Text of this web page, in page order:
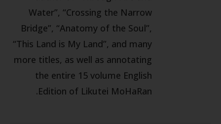
Water”, “Crossing the Narrow
Bridge”, “Anatomy of the Soul”,
“This Land is My Land”, and many
more titles, as well as annotating
the entire 15 volume English
Edition of Likutei MoHaRan.